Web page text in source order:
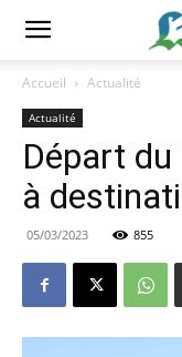
Accueil Actualité
Actualité
Départ
à
05/03/2023 855